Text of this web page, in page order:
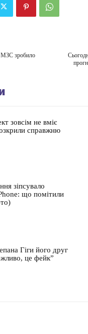
МЗС зробило
зовсім не вміє
справжню
зіпсувало
що помітили
Гіги його друг
це фейк”